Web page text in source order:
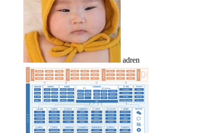
adren